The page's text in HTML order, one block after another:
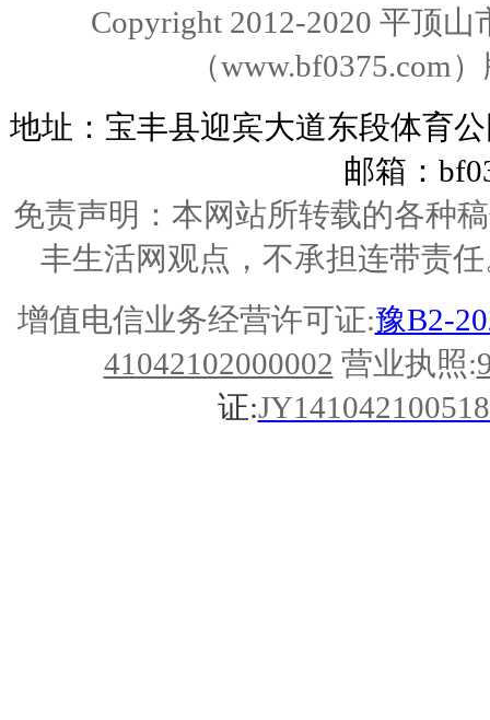
Copyright 2012-2020 平顶
（www.bf0375.com
地址：宝丰县迎宾大道东段体育
邮箱：
免责声明：本网站所转载的各种
丰生活网观点，不承担连带责
增值电信业务经营许可证:豫B2-
41042102000002 营业执照:
证: